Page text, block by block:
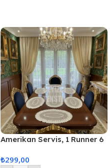
Amerikan Servis, 1 Runner 6
Masa Örtüsü Seti, Servis
₺299,00